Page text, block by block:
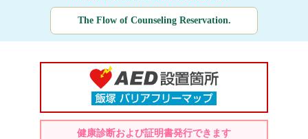
The Flow of Counseling Reservation.
健康診断および証明書発行できます